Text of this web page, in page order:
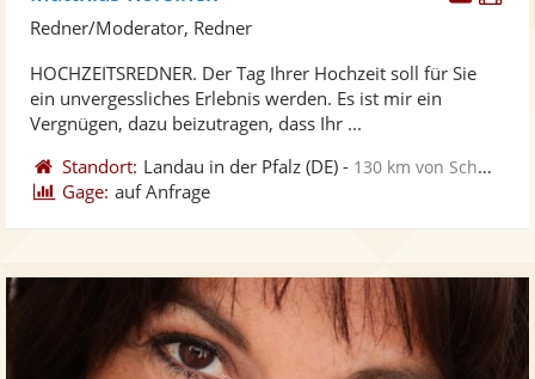
Fotos
Redner/Moderator, Redner
HOCHZEITSREDNER. Der Tag Ihrer Hochzeit soll für Sie
ein unvergessliches Erlebnis werden. Es ist mir ein
Vergnügen, dazu beizutragen, dass Ihr ...
Standort: Landau in der Pfalz (DE) - 130 km von Schwäbisch Gmünd
Gage: auf Anfrage